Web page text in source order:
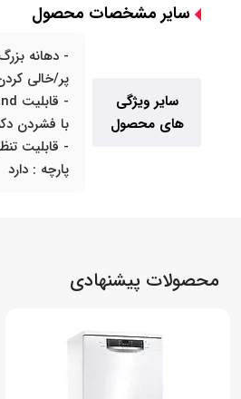
سایر مشخصات محصول
سایر ویژگی
های محصول
- دهانه
پر/خالی
با فشردن
- قابلیت
پارچه : دارد
محصولات پیشنهادی